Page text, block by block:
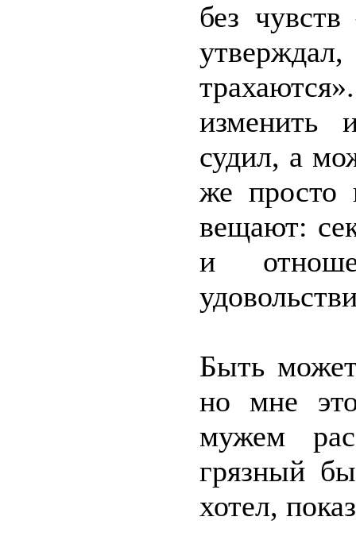
без
изменить
судил, а
же просто
вещают:
и
Быть
но мне
мужем
грязный
хотел,